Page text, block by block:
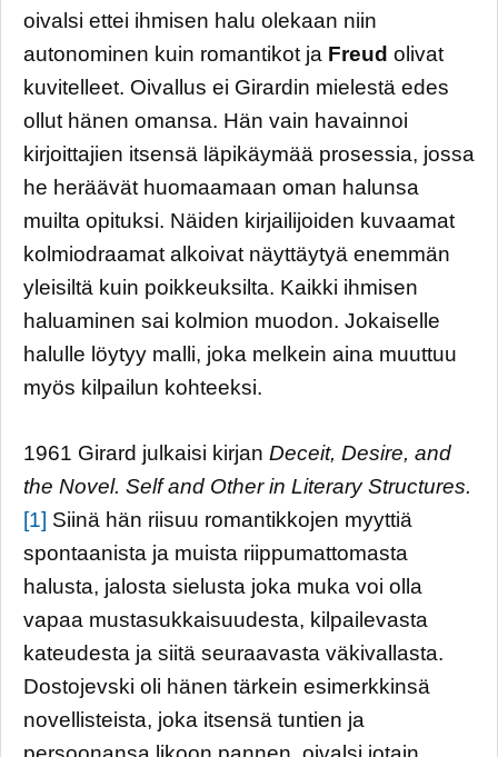
oivalsi ettei ihmisen halu olekaan niin
autonominen kuin romantikot ja Freud olivat
kuvitelleet. Oivallus ei Girardin mielestä edes
ollut hänen omansa. Hän vain havainnoi
kirjoittajien itsensä läpikäymää prosessia, jossa
he heräävät huomaamaan oman halunsa
muilta opituksi. Näiden kirjailijoiden kuvaamat
kolmiodraamat alkoivat näyttäytyä enemmän
yleisiltä kuin poikkeuksilta. Kaikki ihmisen
haluaminen sai kolmion muodon. Jokaiselle
halulle löytyy malli, joka melkein aina muuttuu
myös kilpailun kohteeksi.
1961 Girard julkaisi kirjan Deceit, Desire, and
the Novel. Self and Other in Literary Structures.
[1] Siinä hän riisuu romantikkojen myyttiä
spontaanista ja muista riippumattomasta
halusta, jalosta sielusta joka muka voi olla
vapaa mustasukkaisuudesta, kilpailevasta
kateudesta ja siitä seuraavasta väkivallasta.
Dostojevski oli hänen tärkein esimerkkinsä
novellisteista, joka itsensä tuntien ja